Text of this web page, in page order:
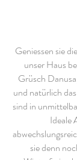
Geniessen sie
unser Haus
Grüsch
und natürlich
sind in
Ideale
sie denn